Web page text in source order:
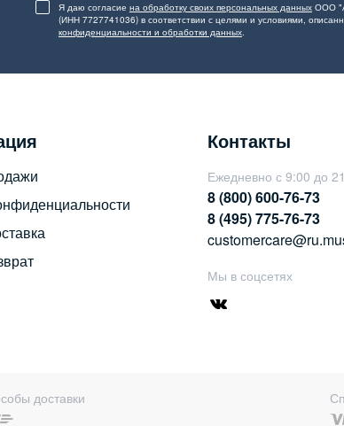
Я даю согласие на обработку своих персональных данныхООО
(ИНН 7727741036) в соответствии с целями и условиями,
конфиденциальности и обработки данных.
Контакты
Ежедневно с 9:00 до
8 (800) 600-76-73
8 (495) 775-76-73
Мы в соцсетях
доставки